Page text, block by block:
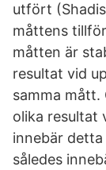
utfört
måttens
måtten är
resultat vid
samma
olika resultat
innebär
således